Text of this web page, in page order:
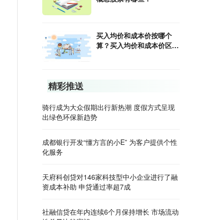
买入均价和成本价按哪个
算？买入均价和成本价区
精彩推送
骑行成为大众假期出行新热潮 度假方式呈现
出绿色环保新趋势
成都银行开发“懂方言的小E” 为客户提供个性
化服务
天府科创贷对146家科技型中小企业进行了融
资成本补助 申贷通过率超7成
社融信贷在年内连续6个月保持增长 市场流动